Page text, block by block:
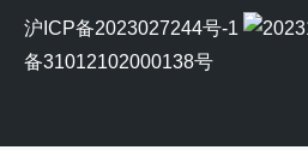
沪ICP备2023027244号-1
备31012102000138号